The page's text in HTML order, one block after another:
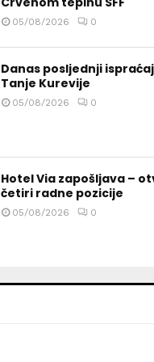
05/08/2026 0
Danas posljednji
Tanje Kurevije
05/08/2026 0
Hotel Via zapošljava –
četiri radne pozicije
05/08/2026 0